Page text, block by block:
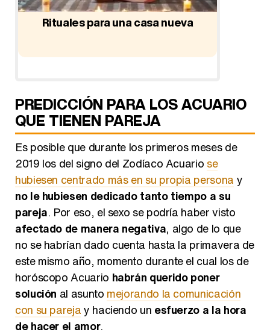
Rituales para una casa nueva
PREDICCIÓN PARA LOS ACUARIO
QUE TIENEN PAREJA
Es posible que durante los primeros meses de
2019 los del signo del Zodíaco Acuario se
hubiesen centrado más en su propia persona y
no le hubiesen dedicado tanto tiempo a su
pareja. Por eso, el sexo se podría haber visto
afectado de manera negativa, algo de lo que
no se habrían dado cuenta hasta la primavera de
este mismo año, momento durante el cual los de
horóscopo Acuario habrán querido poner
solución al asunto mejorando la comunicación
con su parejay haciendo un esfuerzo a la hora
de hacer el amor.